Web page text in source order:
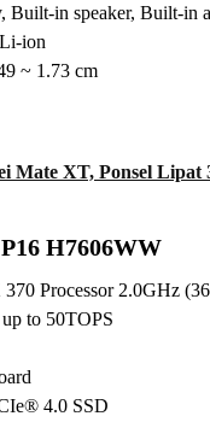
Built-in speaker, Built-in
ion
~ 1.73 cm
Mate XT, Ponsel
H7606WW
Processor 2.0GHz
to 50TOPS
4.0 SSD